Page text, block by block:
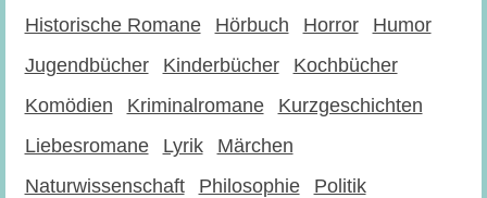
Historische Romane
Hörbuch Horror
Humor
Jugendbücher
Kinderbücher
Kochbücher
Komödien
Kriminalromane
Kurzgeschichten
Liebesromane
Lyrik
Märchen
Naturwissenschaft
Philosophie
Politik